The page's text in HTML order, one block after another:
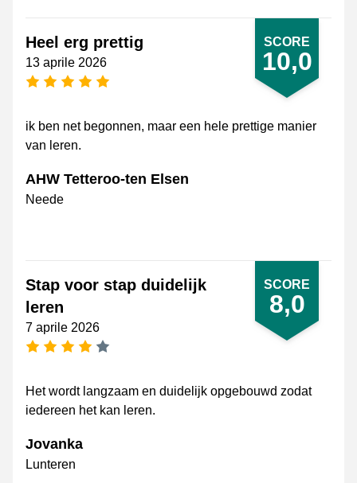
SCORE
10,0
Heel erg prettig
13 aprile 2026
[_General:NumberOfStarsPluralFormat]
ik ben net begonnen, maar een hele prettige manier
van leren.
AHW Tetteroo-ten Elsen
Neede
SCORE
8,0
Stap voor stap duidelijk
leren
7 aprile 2026
Het wordt langzaam en duidelijk opgebouwd zodat
iedereen het kan leren.
Jovanka
Lunteren